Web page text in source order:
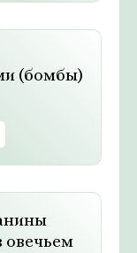
(бомбы)
овечьем